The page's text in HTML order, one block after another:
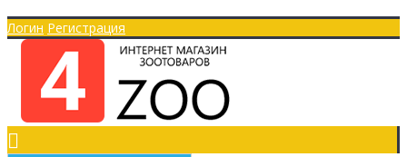
Логин Регистрация